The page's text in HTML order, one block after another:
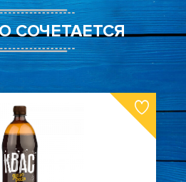
СОЧЕТАЕТСЯ